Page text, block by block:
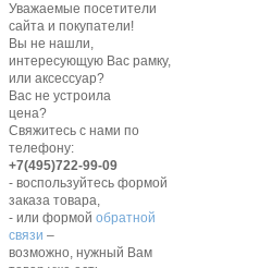
Уважаемые посетители
сайта и покупатели!
Вы не нашли,
интересующую Вас рамку,
или аксессуар?
Вас не устроила
цена?
Свяжитесь с нами по
телефону:
+7(495)722-99-09
- воспользуйтесь формой
заказа товара,
- или формой обратной
связи –
возможно, нужный Вам